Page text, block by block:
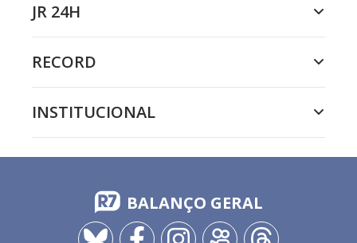
JR 24H
RECORD
INSTITUCIONAL
BALANÇO GERAL